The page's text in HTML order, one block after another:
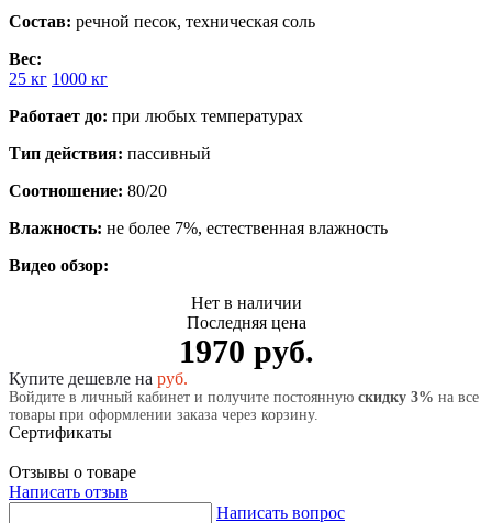
Состав: речной песок, техническая соль
Вес:
25 кг 1000 кг
Работает до: при любых температурах
Тип действия: пассивный
Соотношение: 80/20
Влажность: не более 7%, естественная влажность
Видео обзор:
Нет в наличии
Последняя цена
1970 руб.
Купите дешевле на руб.
Войдите в личный кабинет и получите постоянную скидку 3% на все
товары при оформлении заказа через корзину.
Сертификаты
Отзывы о товаре
Написать отзыв
Написать вопрос